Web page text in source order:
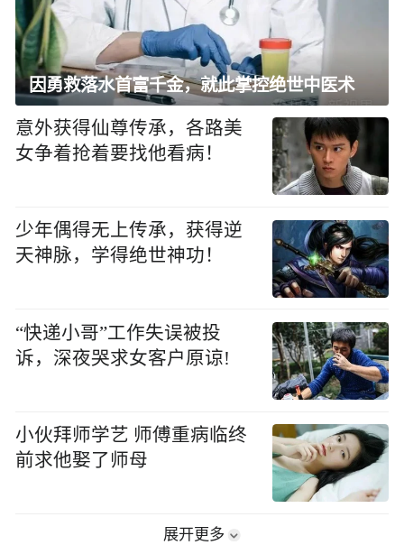
因勇救落水首富千金，就此掌控绝世中医术
意外获得仙尊传承，各路美
女争着抢着要找他看病！
少年偶得无上传承，获得逆
天神脉，学得绝世神功！
“快递小哥”工作失误被投
诉，深夜哭求女客户原谅!
小伙拜师学艺 师傅重病临终
前求他娶了师母
展开更多